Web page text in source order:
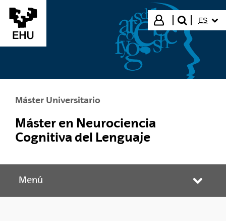
Saltar al contenido principal
Iniciar sesión
buscar"
ES
Máster Universitario
Máster en Neurociencia
Cognitiva del Lenguaje
Menú